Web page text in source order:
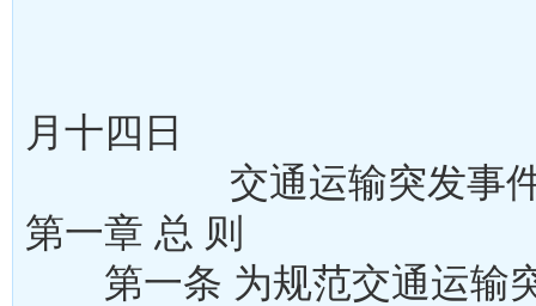
月十四日
交通运输突发事件应
第一章 总 则
第一条 为规范交通运输